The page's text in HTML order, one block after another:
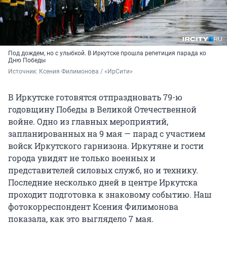
Под дождем, но с улыбкой. В Иркутске прошла репетиция парада ко
Дню Победы
Источник: Ксения Филимонова / «ИрСити»
В Иркутске готовятся отпраздновать 79-ю
годовщину Победы в Великой Отечественной
войне. Одно из главных мероприятий,
запланированных на 9 мая — парад с участием
войск Иркутского гарнизона. Иркутяне и гости
города увидят не только военных и
представителей силовых служб, но и технику.
Последние несколько дней в центре Иркутска
проходит подготовка к знаковому событию. Наш
фотокорреспондент Ксения Филимонова
показала, как это выглядело 7 мая.